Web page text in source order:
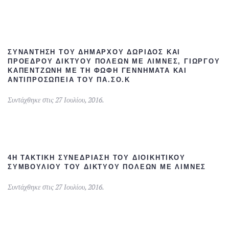
ΣΥΝΆΝΤΗΣΗ ΤΟΥ ΔΗΜΆΡΧΟΥ ΔΩΡΊΔΟΣ ΚΑΙ
ΠΡΟΈΔΡΟΥ ΔΙΚΤΎΟΥ ΠΌΛΕΩΝ ΜΕ ΛΊΜΝΕΣ, ΓΙΏΡΓΟΥ
ΚΑΠΕΝΤΖΏΝΗ ΜΕ ΤΗ ΦΏΦΗ ΓΕΝΝΗΜΑΤΆ ΚΑΙ
ΑΝΤΙΠΡΟΣΩΠΕΊΑ ΤΟΥ ΠΑ.ΣΟ.Κ
Συντάχθηκε στις27 Ιουλίου, 2016.
4Η ΤΑΚΤΙΚΉ ΣΥΝΕΔΡΊΑΣΗ ΤΟΥ ΔΙΟΙΚΗΤΙΚΟΎ
ΣΥΜΒΟΥΛΊΟΥ ΤΟΥ ΔΙΚΤΎΟΥ ΠΌΛΕΩΝ ΜΕ ΛΊΜΝΕΣ
Συντάχθηκε στις27 Ιουλίου, 2016.